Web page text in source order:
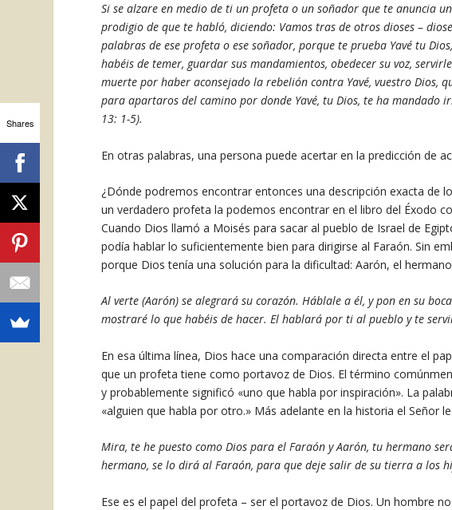
Si se alzare en medio de ti un profeta o un soñador que te anuncia
prodigio de que te habló, diciendo: Vamos tras de otros dioses –
palabras de ese profeta o ese soñador, porque te prueba Yavé tu
habéis de temer, guardar sus mandamientos, obedecer su voz,
muerte por haber aconsejado la rebelión contra Yavé, vuestro Dios,
para apartaros del camino por donde Yavé, tu Dios, te ha mandado
13: 1-5).
En otras palabras, una persona puede acertar en la predicción de
¿Dónde podremos encontrar entonces una descripción exacta de
un verdadero profeta la podemos encontrar en el libro del Éxodo
Cuando Dios llamó a Moisés para sacar al pueblo de Israel de
podía hablar lo suficientemente bien para dirigirse al Faraón. Sin
porque Dios tenía una solución para la dificultad: Aarón, el
Al verte (Aarón) se alegrará su corazón. Háblale a él, y pon en su
mostraré lo que habéis de hacer. El hablará por ti al pueblo y te
En esa última línea, Dios hace una comparación directa entre el
que un profeta tiene como portavoz de Dios. El término
y probablemente significó «uno que habla por inspiración». La
«alguien que habla por otro.» Más adelante en la historia el Señor
Mira, te he puesto como Dios para el Faraón y Aarón, tu hermano
hermano, se lo dirá al Faraón, para que deje salir de su tierra a los
Ese es el papel del profeta – ser el portavoz de Dios. Un hombre
Shares